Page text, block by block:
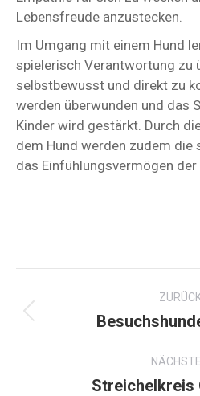
Lebensfreude anzustecken.
Im Umgang mit einem Hund
spielerisch Verantwortung zu
selbstbewusst und direkt zu
werden überwunden und das
Kinder wird gestärkt. Durch
dem Hund werden zudem die
das Einfühlungsvermögen
Streichelkreis